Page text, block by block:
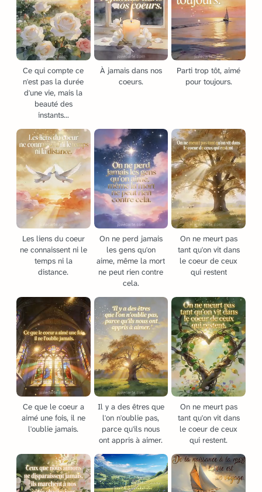
Ce qui compte ce
n'est pas la durée
d'une vie, mais la
beauté des
instants...
À jamais dans nos
coeurs.
Parti trop tôt, aimé
pour toujours.
Les liens du coeur
ne connaissent ni le
temps ni la
distance.
On ne perd jamais
les gens qu'on
aime, même la mort
ne peut rien contre
cela.
On ne meurt pas
tant qu'on vit dans
le coeur de ceux
qui restent
Ce que le coeur a
aimé une fois, il ne
l'oublie jamais.
Il y a des êtres que
l'on n'oublie pas,
parce qu'ils nous
ont appris à aimer.
On ne meurt pas
tant qu'on vit dans
le coeur de ceux
qui restent.